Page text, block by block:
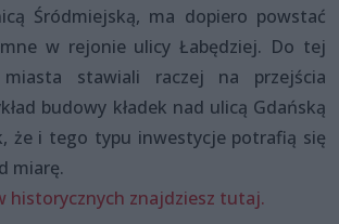
Śródmiejską, ma dopiero powstać
w rejonie ulicy Łabędziej. Do tej
miasta stawiali raczej na przejścia
budowy kładek nad ulicą Gdańską
że i tego typu inwestycje potrafią się
miarę.
historycznych znajdziesz tutaj.